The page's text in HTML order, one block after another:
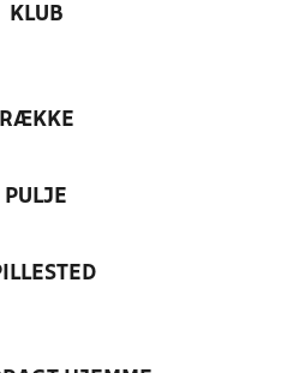
KLUB
RÆKKE
PULJE